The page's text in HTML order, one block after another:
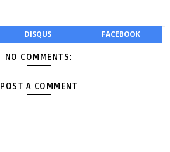
DISQUS FACEBOOK
NO COMMENTS:
POST A COMMENT